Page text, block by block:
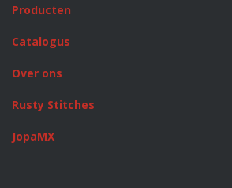
Producten
Catalogus
Over ons
Rusty Stitches
JopaMX